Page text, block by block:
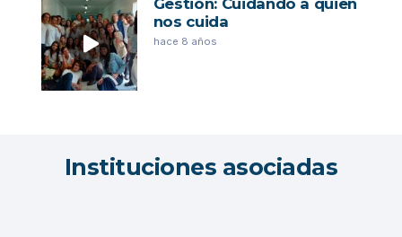
Gestión: Cuidando a quien
nos cuida
hace 8 años
Instituciones asociadas